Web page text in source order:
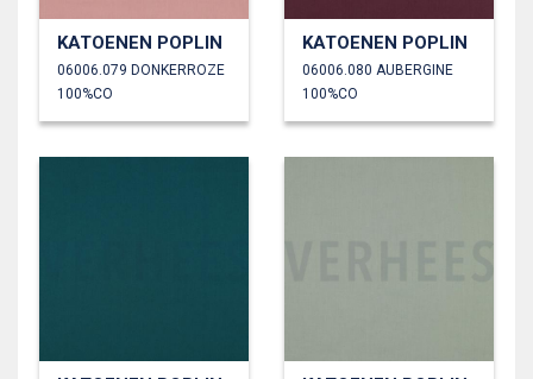
KATOENEN POPLIN
06006.079 DONKERROZE
100%CO
KATOENEN POPLIN
06006.080 AUBERGINE
100%CO